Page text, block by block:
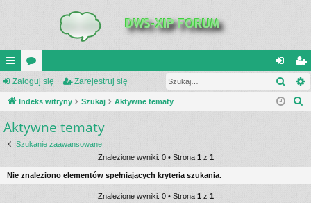
UI
C
K
_L
IN
K
or
a
al
og
ę
ar
ej
j
si
Zaloguj się Zarejestruj się
Indeks witryny Szukaj Aktywne tematy
Aktywne tematy
Szukanie zaawansowane
Znalezione wyniki: 0 • Strona 1 z 1
Nie znaleziono elementów spełniających kryteria szukania.
Znalezione wyniki: 0 • Strona 1z 1